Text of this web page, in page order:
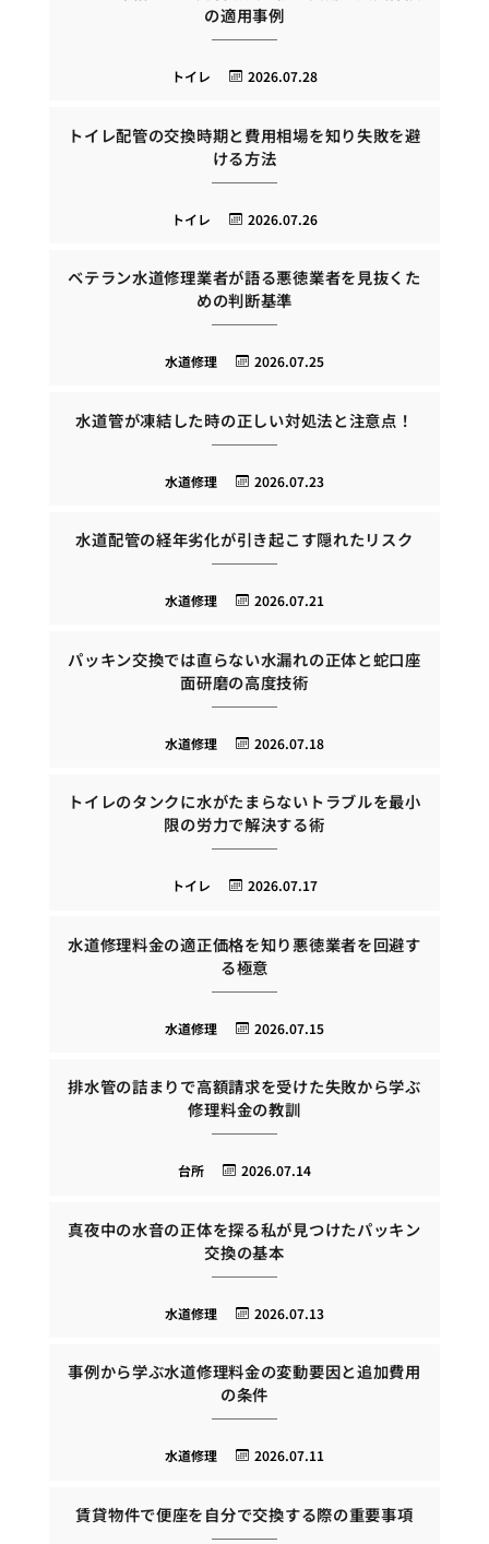
の適用事例
2026.07.28
トイレ
トイレ配管の交換時期と費用相場を知り失敗を避
ける方法
2026.07.26
トイレ
ベテラン水道修理業者が語る悪徳業者を見抜くた
めの判断基準
2026.07.25
水道修理
水道管が凍結した時の正しい対処法と注意点！
2026.07.23
水道修理
水道配管の経年劣化が引き起こす隠れたリスク
2026.07.21
水道修理
パッキン交換では直らない水漏れの正体と蛇口座
面研磨の高度技術
2026.07.18
水道修理
トイレのタンクに水がたまらないトラブルを最小
限の労力で解決する術
2026.07.17
トイレ
水道修理料金の適正価格を知り悪徳業者を回避す
る極意
2026.07.15
水道修理
排水管の詰まりで高額請求を受けた失敗から学ぶ
修理料金の教訓
2026.07.14
台所
真夜中の水音の正体を探る私が見つけたパッキン
交換の基本
2026.07.13
水道修理
事例から学ぶ水道修理料金の変動要因と追加費用
の条件
2026.07.11
水道修理
賃貸物件で便座を自分で交換する際の重要事項